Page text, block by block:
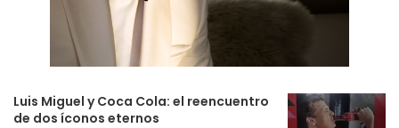
Luis Miguel y Coca Cola: el reencuentro
de dos íconos eternos